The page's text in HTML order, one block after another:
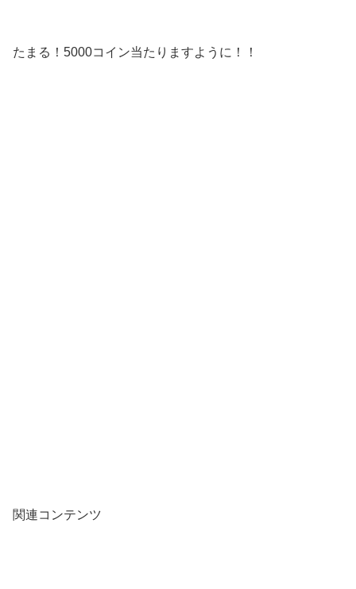
たまる！5000コイン当たりますように！！
関連コンテンツ